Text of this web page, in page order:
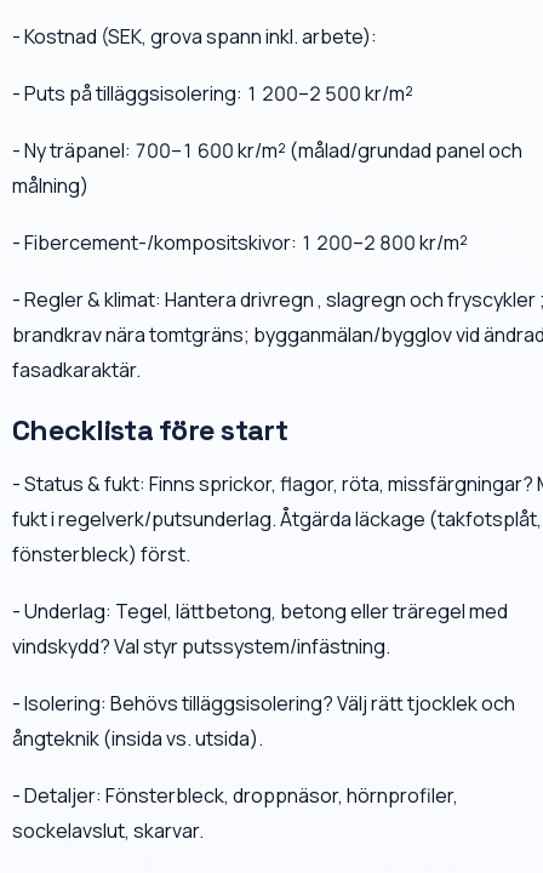
- Kostnad (SEK, grova spann inkl. arbete):
- Puts på tilläggsisolering: 1 200–2 500 kr/m²
- Ny träpanel: 700–1 600 kr/m² (målad/grundad panel och
målning)
- Fibercement-/kompositskivor: 1 200–2 800 kr/m²
- Regler & klimat: Hantera drivregn , slagregn och fryscykler
brandkrav nära tomtgräns; bygganmälan/bygglov vid
fasadkaraktär.
Checklista före start
- Status & fukt: Finns sprickor, flagor, röta, missfärgningar?
fukt i regelverk/putsunderlag. Åtgärda läckage (takfotsplåt,
fönsterbleck) först.
- Underlag: Tegel, lättbetong, betong eller träregel med
vindskydd? Val styr putssystem/infästning.
- Isolering: Behövs tilläggsisolering? Välj rätt tjocklek och
ångteknik (insida vs. utsida).
- Detaljer: Fönsterbleck, droppnäsor, hörnprofiler,
sockelavslut, skarvar.